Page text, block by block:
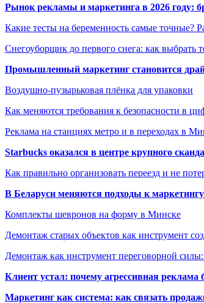
Рынок рекламы и маркетинга в 2026 году:
Какие тесты на беременность самые точные?
Снегоуборщик до первого снега: как выбрать
Промышленный маркетинг становится
Воздушно-пузырьковая плёнка для упаковки
Как меняются требования к безопасности в
Реклама на станциях метро и в переходах в
Starbucks оказался в центре крупного
Как правильно организовать переезд и не
В Беларуси меняются подходы к
Комплекты шевронов на форму в Минске
Демонтаж старых объектов как инструмент
Демонтаж как инструмент переговорной
Клиент устал: почему агрессивная реклама
Маркетинг как система: как связать